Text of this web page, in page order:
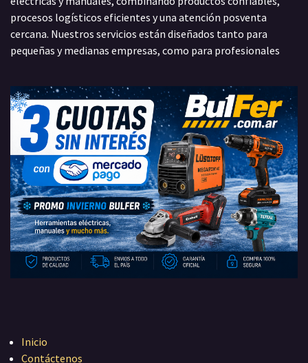
procesos logísticos eficientes y una atención posventa
cercana. Nuestros servicios están diseñados tanto para
pequeñas y medianas empresas, como para profesionales
Inicio
Contáctenos